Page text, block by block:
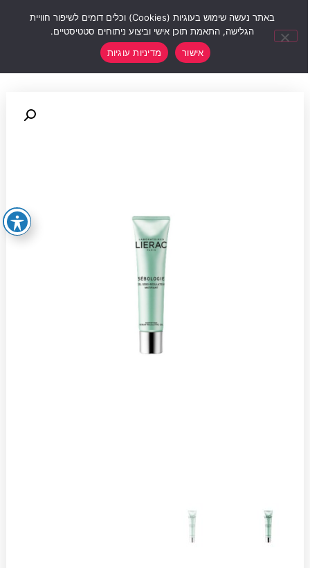
באתר נעשה שימוש בעוגיות (Cookies) וכלים דומים לשיפור חוויית
הגלישה, התאמת תוכן אישי וביצוע ניתוחים סטטיסטיים.
אישור
מדיניות עוגיות